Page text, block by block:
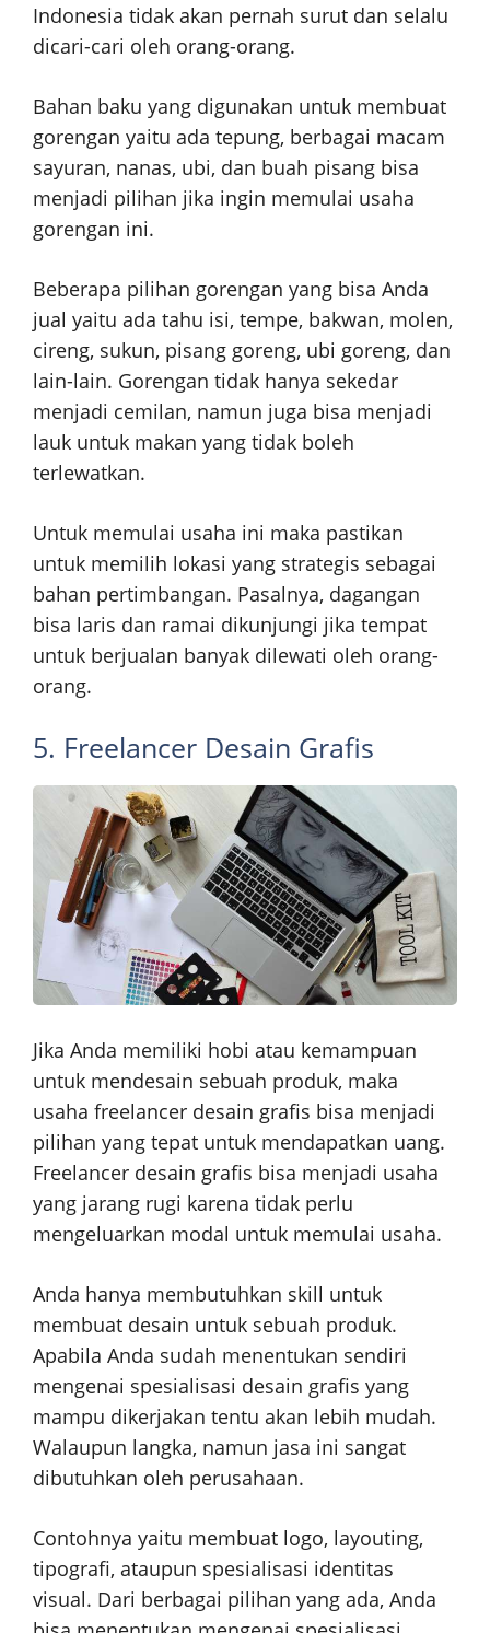
Indonesia tidak akan pernah surut dan selalu
dicari-cari oleh orang-orang.
Bahan baku yang digunakan untuk membuat
gorengan yaitu ada tepung, berbagai macam
sayuran, nanas, ubi, dan buah pisang bisa
menjadi pilihan jika ingin memulai usaha
gorengan ini.
Beberapa pilihan gorengan yang bisa Anda
jual yaitu ada tahu isi, tempe, bakwan, molen,
cireng, sukun, pisang goreng, ubi goreng, dan
lain-lain. Gorengan tidak hanya sekedar
menjadi cemilan, namun juga bisa menjadi
lauk untuk makan yang tidak boleh
terlewatkan.
Untuk memulai usaha ini maka pastikan
untuk memilih lokasi yang strategis sebagai
bahan pertimbangan. Pasalnya, dagangan
bisa laris dan ramai dikunjungi jika tempat
untuk berjualan banyak dilewati oleh orang-
orang.
5. Freelancer Desain Grafis
Jika Anda memiliki hobi atau kemampuan
untuk mendesain sebuah produk, maka
usaha freelancer desain grafis bisa menjadi
pilihan yang tepat untuk mendapatkan uang.
Freelancer desain grafis bisa menjadi usaha
yang jarang rugi karena tidak perlu
mengeluarkan modal untuk memulai usaha.
Anda hanya membutuhkan skill untuk
membuat desain untuk sebuah produk.
Apabila Anda sudah menentukan sendiri
mengenai spesialisasi desain grafis yang
mampu dikerjakan tentu akan lebih mudah.
Walaupun langka, namun jasa ini sangat
dibutuhkan oleh perusahaan.
Contohnya yaitu membuat logo, layouting,
tipografi, ataupun spesialisasi identitas
visual. Dari berbagai pilihan yang ada, Anda